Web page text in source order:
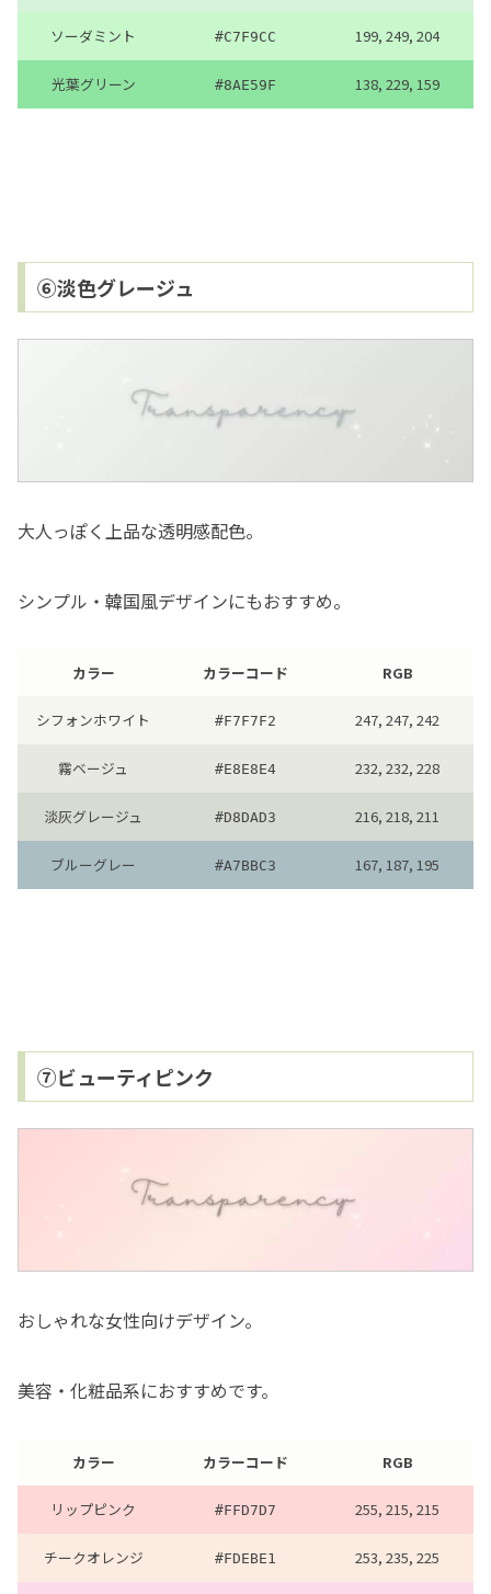
ソーダミント #C7F9CC 199, 249, 204
光葉グリーン #8AE59F 138, 229, 159
⑥淡色グレージュ
大人っぽく上品な透明感配色。
シンプル・韓国風デザインにもおすすめ。
カラー カラーコード RGB
シフォンホワイト #F7F7F2 247, 247, 242
霧ベージュ #E8E8E4 232, 232, 228
淡灰グレージュ #D8DAD3 216, 218, 211
ブルーグレー #A7BBC3 167, 187, 195
⑦ビューティピンク
おしゃれな女性向けデザイン。
美容・化粧品系におすすめです。
カラー カラーコード RGB
リップピンク #FFD7D7 255, 215, 215
チークオレンジ #FDEBE1 253, 235, 225